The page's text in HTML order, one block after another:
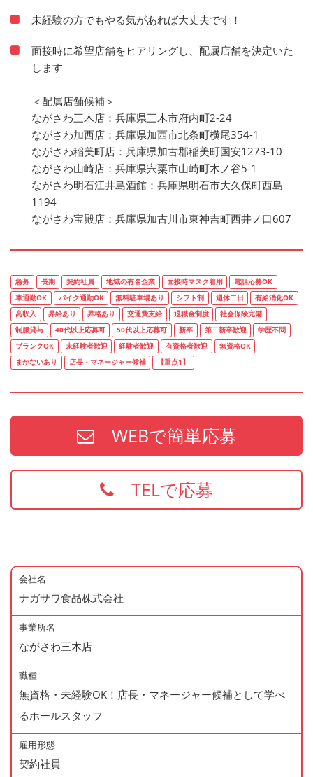
未経験の方でもやる気があれば大丈夫です！
面接時に希望店舗をヒアリングし、配属店舗を決定いた
します
＜配属店舗候補＞
ながさわ三木店：兵庫県三木市府内町2-24
ながさわ加西店：兵庫県加西市北条町横尾354-1
ながさわ稲美町店：兵庫県加古郡稲美町国安1273-10
ながさわ山崎店：兵庫県宍粟市山崎町木ノ谷5-1
ながさわ明石江井島酒館：兵庫県明石市大久保町西島
1194
ながさわ宝殿店：兵庫県加古川市東神吉町西井ノ口607
急募 長期 契約社員 地域の有名企業 面接時マスク着用
電話応募OK
車通勤OK
バイク通勤OK 無料駐車場あり シフト制 週休二日
有給消化OK
高収入
昇給あり 昇格あり 交通費支給 退職金制度
社会保険完備
制服貸与
40代以上応募可 50代以上応募可 新卒 第二新卒歓迎
学歴不問
ブランクOK
未経験者歓迎 経験者歓迎 有資格者歓迎
無資格OK
まかないあり
店長・マネージャー候補 【重点1】
WEBで簡単応募
TELで応募
会社名
ナガサワ食品株式会社
事業所名
ながさわ三木店
職種
無資格・未経験OK！店長・マネージャー候補として学べ
るホールスタッフ
雇用形態
契約社員